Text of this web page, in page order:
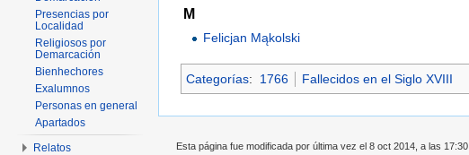
M
Felicjan Mąkolski
Categorías: 1766 Fallecidos en el Siglo XVIII
Presencias por
Localidad
Religiosos por
Demarcación
Bienhechores
Exalumnos
Personas en general
Apartados
Relatos
Esta página fue modificada por última vez el 8 oct 2014, a las 17:30.